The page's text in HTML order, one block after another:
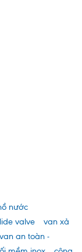
nước
valve
van xả
van an toàn -